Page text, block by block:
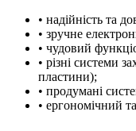
• надійність та
• зручне
• чудовий
• різні системи
пластини);
• продумані
• ергономічний